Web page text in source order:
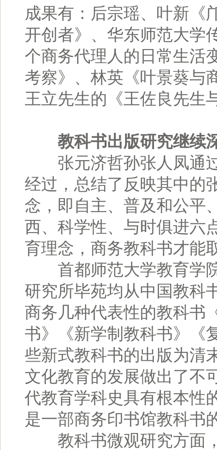
成果有：后宗瑶、叶新
开创者》、华东师范大学
个商务代理人的日常生
考察》、林英《叶景葵与
王立先生的《王佐良先生
教科书出版研究继续
张元济哲孙张人凤通过
经过，总结了反映其中的
念，即自主、普及和公平
西、科学性、与时俱进六
育理念，商务教科书才能
首都师范大学教育学院
研究所毕苑均从中国教科
商务几种代表性的教科书
书》《新学制教科书》《
些新式教科书的出版为清
文化教育的发展做出了不
代教育学科史具有根本
是一部商务印书馆教科书
教科书微观研究方面，